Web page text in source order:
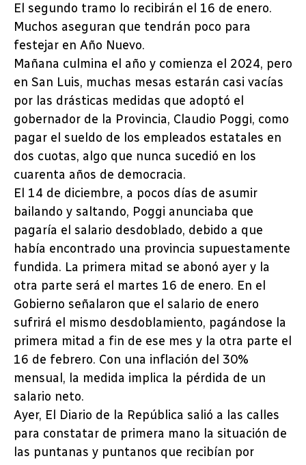
El segundo tramo lo recibirán el 16 de enero.
Muchos aseguran que tendrán poco para
festejar en Año Nuevo.
Mañana culmina el año y comienza el 2024, pero
en San Luis, muchas mesas estarán casi vacías
por las drásticas medidas que adoptó el
gobernador de la Provincia, Claudio Poggi, como
pagar el sueldo de los empleados estatales en
dos cuotas, algo que nunca sucedió en los
cuarenta años de democracia.
El 14 de diciembre, a pocos días de asumir
bailando y saltando, Poggi anunciaba que
pagaría el salario desdoblado, debido a que
había encontrado una provincia supuestamente
fundida. La primera mitad se abonó ayer y la
otra parte será el martes 16 de enero. En el
Gobierno señalaron que el salario de enero
sufrirá el mismo desdoblamiento, pagándose la
primera mitad a fin de ese mes y la otra parte el
16 de febrero. Con una inflación del 30%
mensual, la medida implica la pérdida de un
salario neto.
Ayer, El Diario de la República salió a las calles
para constatar de primera mano la situación de
las puntanas y puntanos que recibían por